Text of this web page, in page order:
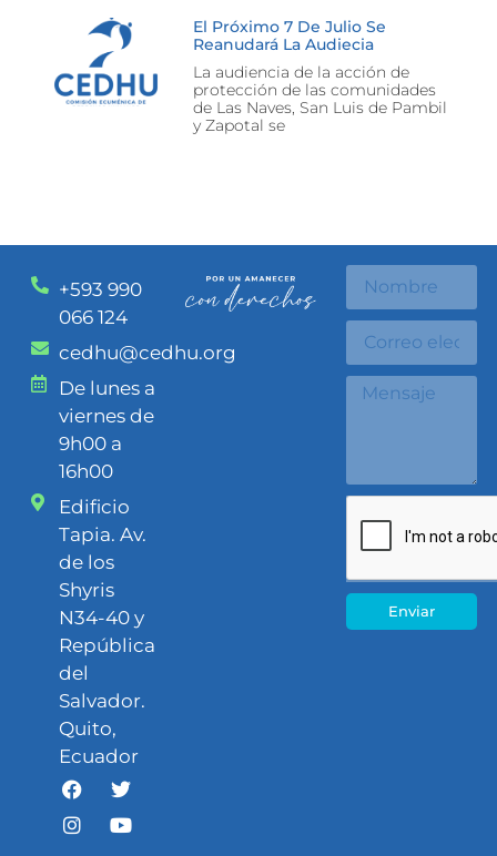
El Próximo 7 De Julio Se
Reanudará La Audiecia
La audiencia de la acción de
protección de las comunidades
de Las Naves, San Luis de Pambil
y Zapotal se
+593 990
066 124
cedhu@cedhu.org
De lunes a
viernes de
9h00 a
16h00
Edificio
Tapia. Av.
de los
Shyris
N34-40 y
República
del
Salvador.
Quito,
Ecuador
Enviar